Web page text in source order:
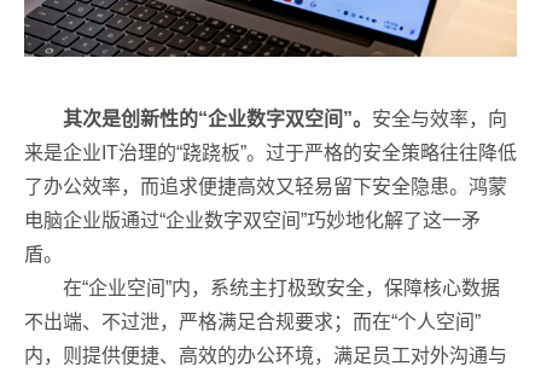
其次是创新性的“企业数字双空间”。 安全与效率，向
来是企业IT治理的“跷跷板”。过于严格的安全策略往往降低
了办公效率，而追求便捷高效又轻易留下安全隐患。鸿蒙
电脑企业版通过“企业数字双空间”巧妙地化解了这一矛
盾。
在“企业空间”内，系统主打极致安全，保障核心数据
不出端、不过泄，严格满足合规要求；而在“个人空间”
内，则提供便捷、高效的办公环境，满足员工对外沟通与